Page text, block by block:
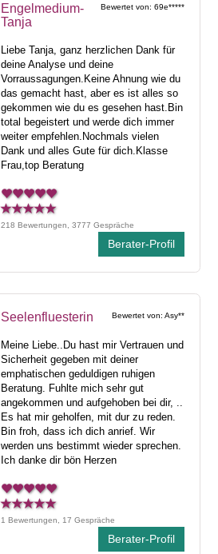
Bewertet von: 69e*****
Engelmedium-
Tanja
Liebe Tanja, ganz herzlichen Dank für
deine Analyse und deine
Vorraussagungen.Keine Ahnung wie du
das gemacht hast, aber es ist alles so
gekommen wie du es gesehen hast.Bin
total begeistert und werde dich immer
weiter empfehlen.Nochmals vielen
Dank und alles Gute für dich.Klasse
Frau,top Beratung
218 Bewertungen, 3777 Gespräche
Berater-Profil
Bewertet von: Asy**
Seelenfluesterin
Meine Liebe..Du hast mir Vertrauen und
Sicherheit gegeben mit deiner
emphatischen geduldigen ruhigen
Beratung. Fuhlte mich sehr gut
angekommen und aufgehoben bei dir, ..
Es hat mir geholfen, mit dur zu reden.
Bin froh, dass ich dich anrief. Wir
werden uns bestimmt wieder sprechen.
Ich danke dir bön Herzen
1 Bewertungen, 17 Gespräche
Berater-Profil